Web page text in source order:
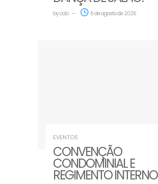
byoab 6 de agosto de 2026
EVENTOS
CONVENÇÃO
CONDOMINIAL E
REGIMENTO INTERNO